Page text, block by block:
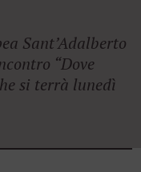
Sant’Adalberto
“Dove
si terrà lunedì